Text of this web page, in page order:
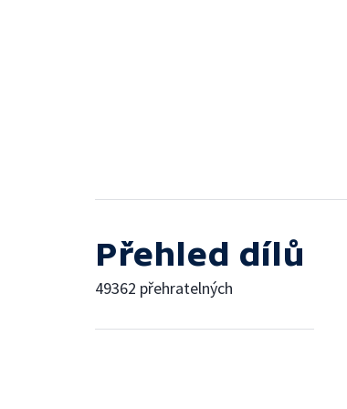
Přehled dílů
49362 přehratelných